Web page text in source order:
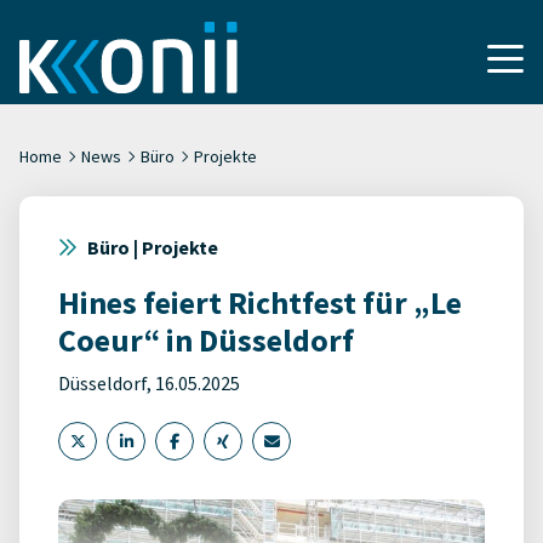
Home News Büro Projekte
Büro | Projekte
Hines feiert Richtfest für „Le
Coeur“ in Düsseldorf
Düsseldorf, 16.05.2025